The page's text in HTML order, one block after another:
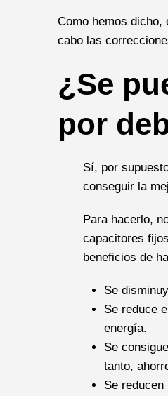
Como hemos dicho,
cabo las
¿Se
por
Sí, por
conseguir la
Para hacerlo,
capacitores
beneficios de
Se
Se reduce
energía.
Se
tanto,
Se